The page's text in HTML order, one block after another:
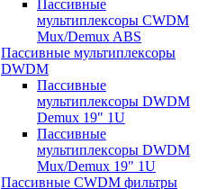
Пассивные
мультиплексоры CWDM
Mux/Demux ABS
Пассивные мультиплексоры
DWDM
Пассивные
мультиплексоры DWDM
Demux 19" 1U
Пассивные
мультиплексоры DWDM
Mux/Demux 19" 1U
Пассивные CWDM фильтры